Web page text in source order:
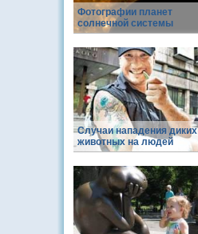
Фотографии планет
солнечной системы
Случаи нападения диких
животных на людей